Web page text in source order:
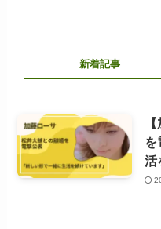
新着記事
を
活